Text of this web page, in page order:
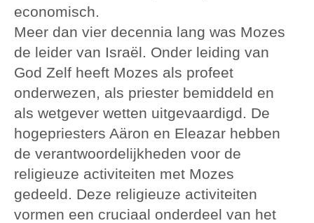
economisch.
Meer dan vier decennia lang was Mozes
de leider van Israël. Onder leiding van
God Zelf heeft Mozes als profeet
onderwezen, als priester bemiddeld en
als wetgever wetten uitgevaardigd. De
hogepriesters Aäron en Eleazar hebben
de verantwoordelijkheden voor de
religieuze activiteiten met Mozes
gedeeld. Deze religieuze activiteiten
vormen een cruciaal onderdeel van het